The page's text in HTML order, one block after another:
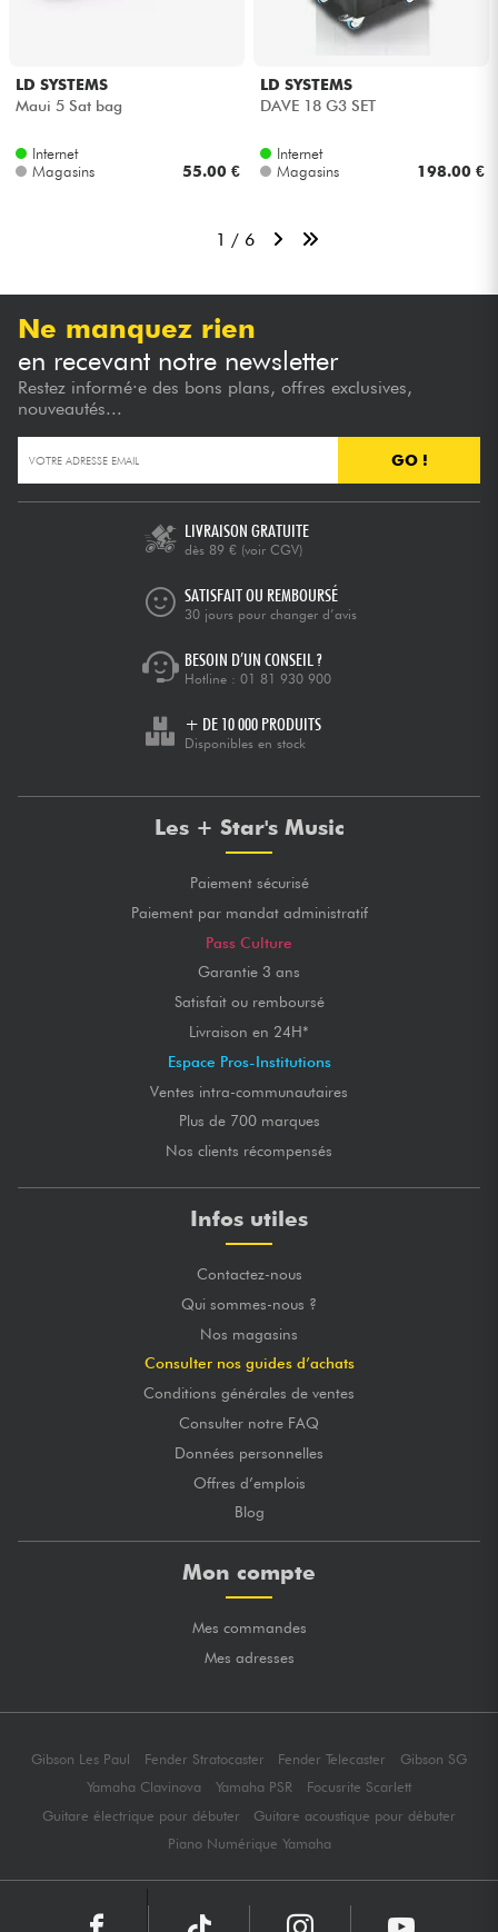
LD SYSTEMS
Maui 5 Sat bag
Internet
Magasins
55.00 €
LD SYSTEMS
DAVE 18 G3 SET
Internet
Magasins
198.00 €
1 / 6
Ne manquez rien
en recevant notre newsletter
Restez informé·e des bons plans, offres exclusives,
nouveautés...
GO !
LIVRAISON GRATUITE
dès 89 € (voir CGV)
SATISFAIT OU REMBOURSÉ
30 jours pour changer d’avis
BESOIN D’UN CONSEIL ?
Hotline : 01 81 930 900
+ DE 10 000 PRODUITS
Disponibles en stock
Les + Star's Music
Paiement sécurisé
Paiement par mandat administratif
Pass Culture
Garantie 3 ans
Satisfait ou remboursé
Livraison en 24H*
Espace Pros-Institutions
Ventes intra-communautaires
Plus de 700 marques
Nos clients récompensés
Infos utiles
Contactez-nous
Qui sommes-nous ?
Nos magasins
Consulter nos guides d’achats
Conditions générales de ventes
Consulter notre FAQ
Données personnelles
Offres d’emplois
Blog
Mon compte
Mes commandes
Mes adresses
Gibson Les Paul Fender Stratocaster Fender Telecaster
Gibson SG
Yamaha Clavinova
Yamaha PSR
Focusrite Scarlett
Guitare électrique pour débuter
Guitare acoustique pour débuter
Piano Numérique Yamaha